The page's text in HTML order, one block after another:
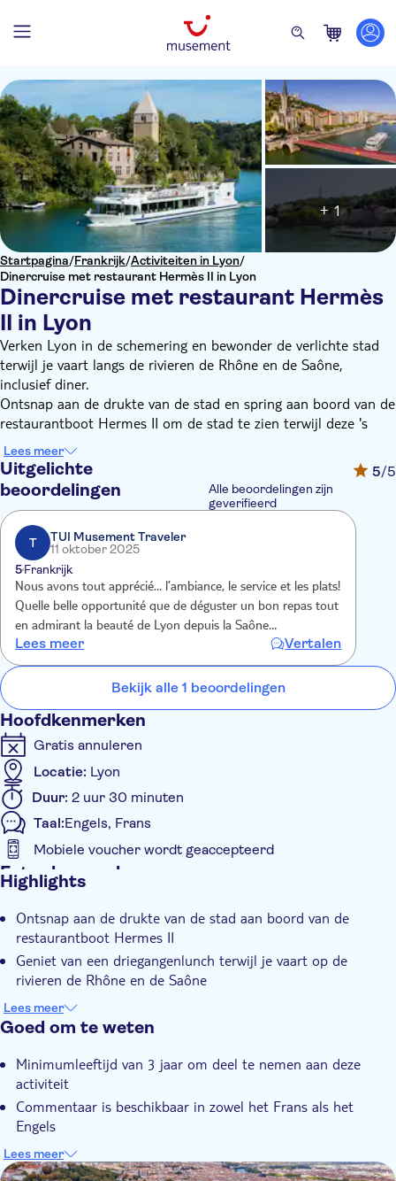
Startpagina/Frankrijk/Activiteiten in Lyon/
Dinercruise met restaurant Hermès II in Lyon
Dinercruise met restaurant Hermès
II in Lyon
+ 1
Verken Lyon in de schemering en bewonder de verlichte stad
terwijl je vaart langs de rivieren de Rhône en de Saône,
inclusief diner.
Ontsnap aan de drukte van de stad en spring aan boord van de
restaurantboot Hermes II om de stad te zien terwijl deze 's
nachts oplicht. Ontspan en ontdek de prachtige landschappen
van Lyon terwijl u luistert naar commentaar in het Frans en
Engels.
Geniet vervolgens van een 3-gangen elegante maaltijd gevuld
met smaak en seizoensgebonden gerechten bereid door de
chef-kok.
Lees meer
Uitgelichte
beoordelingen
5/5
Alle beoordelingen zijn
geverifieerd
T
TUI Musement Traveler
11 oktober 2025
5Frankrijk
Nous avons tout apprécié… l’ambiance, le service et les plats!
Quelle belle opportunité que de déguster un bon repas tout
en admirant la beauté de Lyon depuis la Saône…
Lees meer Vertalen
Bekijk alle 1 beoordelingen
Hoofdkenmerken
Gratis annuleren
Locatie: Lyon
Duur: 2 uur 30 minuten
Taal:Engels, Frans
Mobiele voucher wordt geaccepteerd
Extra kenmerken
Highlights
Ontsnap aan de drukte van de stad aan boord van de
restaurantboot Hermes II
Geniet van een driegangenlunch terwijl je vaart op de
rivieren de Rhône en de Saône
Bewonder Lyon terwijl het oplicht met lichten vanaf het
water en leer meer over de stad
Lees meer
Goed om te weten
Minimumleeftijd van 3 jaar om deel te nemen aan deze
activiteit
Commentaar is beschikbaar in zowel het Frans als het
Engels
Het instappen begint 30 minuten voor de vertrektijd van de
cruise
Lees meer
DSA1Les Bateaux Lyonnais